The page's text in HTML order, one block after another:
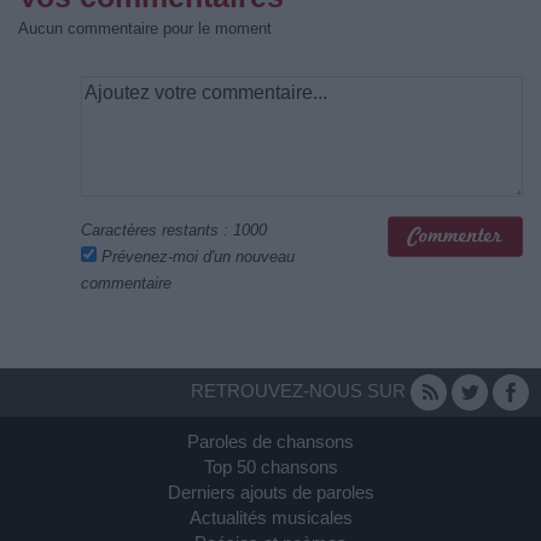
Aucun commentaire pour le moment
Caractères restants : 1000
Prévenez-moi d'un nouveau
commentaire
RETROUVEZ-NOUS SUR
Paroles de chansons
Top 50 chansons
Derniers ajouts de paroles
Actualités musicales